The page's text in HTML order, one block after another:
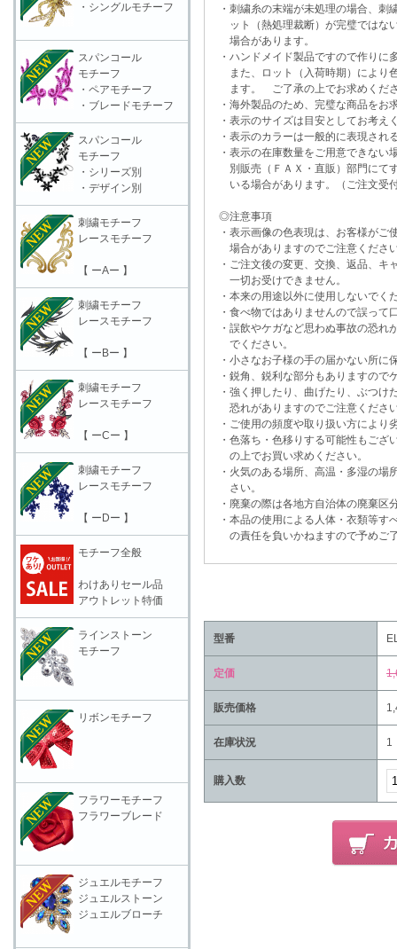
・刺繍糸の末端が未処理の場合、刺
ット（熱処理裁断）が完璧ではな
場合があります。
・ハンドメイド製品ですので作りに
また、ロット（入荷時期）により
ます。 ご了承の上でお求めくだ
・海外製品のため、完璧な商品をお
・表示のサイズは目安としてお考え
・表示のカラーは一般的に表現され
・表示の在庫数量をご用意できな
別販売（ＦＡＸ・直販）部門にて
いる場合があります。（ご注文受
◎注意事項
・表示画像の色表現は、お客様がご
場合がありますのでご注意くださ
・ご注文後の変更、交換、返品、キ
一切お受けできません。
・本来の用途以外に使用しないでく
・食べ物ではありませんので誤って
・誤飲やケガなど思わぬ事故の恐れ
でください。
・小さなお子様の手の届かない所に
・鋭角、鋭利な部分もありますので
・強く押したり、曲げたり、ぶつけ
恐れがありますのでご注意くださ
・ご使用の頻度や取り扱い方により
・色落ち・色移りする可能性もござ
の上でお買い求めください。
・火気のある場所、高温・多湿の場
さい。
・廃棄の際は各地方自治体の廃棄区
・本品の使用による人体・衣類等す
の責任を負いかねますので予めご
型番
定価
販売価格
在庫状況 1
購入数
・シングルモチーフ
スパンコール
モチーフ
・ペアモチーフ
・ブレードモチーフ
スパンコール
モチーフ
・シリーズ別
・デザイン別
刺繍モチーフ
レースモチーフ
【 ーAー 】
刺繍モチーフ
レースモチーフ
【 ーBー 】
刺繍モチーフ
レースモチーフ
【 ーCー 】
刺繍モチーフ
レースモチーフ
【 ーDー 】
モチーフ全般
わけありセール品
アウトレット特価
ラインストーン
モチーフ
リボンモチーフ
フラワーモチーフ
フラワーブレード
ジュエルモチーフ
ジュエルストーン
ジュエルブローチ